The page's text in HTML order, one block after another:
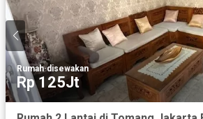
Rumah·disewakan
Rp 125Jt